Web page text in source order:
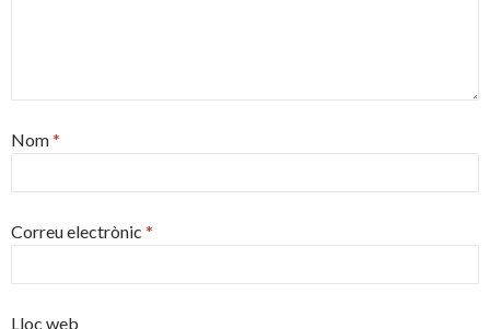
Nom*
Correu electrònic *
Lloc web